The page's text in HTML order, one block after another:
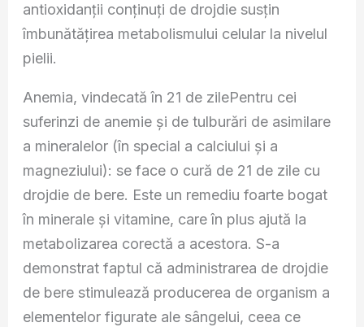
antioxidanţii conţinuţi de drojdie susţin
îmbunătăţirea metabolismului celular la nivelul
pielii.
Anemia, vindecată în 21 de zilePentru cei
suferinzi de anemie şi de tulburări de asimilare
a mineralelor (în special a calciului şi a
magneziului): se face o cură de 21 de zile cu
drojdie de bere. Este un remediu foarte bogat
în minerale şi vitamine, care în plus ajută la
metabolizarea corectă a acestora. S-a
demonstrat faptul că administrarea de drojdie
de bere stimulează producerea de organism a
elementelor figurate ale sângelui, ceea ce